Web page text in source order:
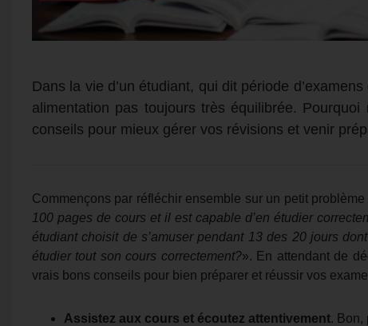
Dans la vie d’un étudiant, qui dit période
alimentation pas toujours très équilibrée.
conseils pour mieux gérer vos révisions et venir
Commençons par réfléchir ensemble sur un petit
100 pages de cours et il est capable d’en étudier
étudiant choisit de s’amuser pendant 13 des 20 jours
étudier tout son cours correctement?». En attendant de
vrais bons conseils pour bien préparer et réussir vos
Assistez aux cours et écoutez attentivement. Bon,